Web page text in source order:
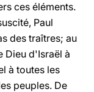
ces éléments.
Paul
des traîtres; au
Dieu d'Israël à
à toutes les
peuples. De